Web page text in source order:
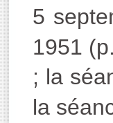
5
1951
; la
la